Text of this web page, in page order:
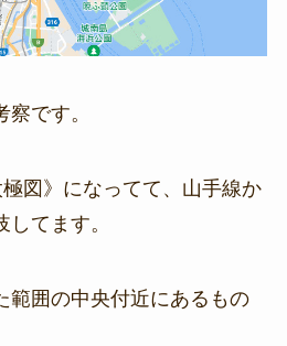
です。
図》になってて、山手線か
てます。
範囲の中央付近にあるもの